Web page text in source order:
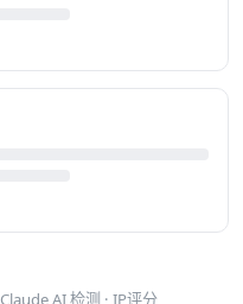
Claude AI 检测 · IP评分